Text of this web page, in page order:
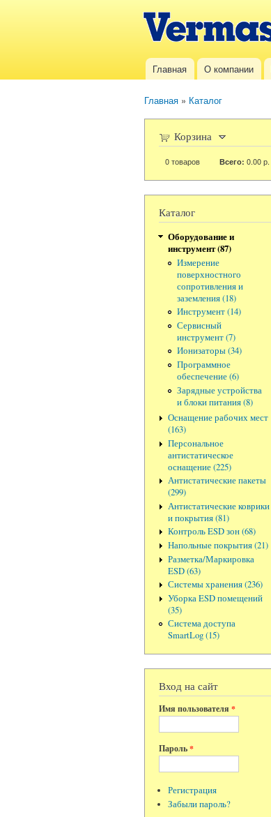
Vermason.ru
Главное меню
Главная О компании
Главная » Каталог
Корзина
0товаров Всего: 0.00 р.
Каталог
Оборудование и
инструмент (87)
Измерение
поверхностного
сопротивления и
заземления (18)
Инструмент (14)
Сервисный
инструмент (7)
Ионизаторы (34)
Программное
обеспечение (6)
Зарядные устройства
и блоки питания (8)
Оснащение рабочих мест
(163)
Персональное
антистатическое
оснащение (225)
Антистатические пакеты
(299)
Антистатические коврики
и покрытия (81)
Контроль ESD зон (68)
Напольные покрытия (21)
Разметка/Маркировка
ESD (63)
Системы хранения (236)
Уборка ESD помещений
(35)
Система доступа
SmartLog (15)
Вход на сайт
Имя пользователя *
Пароль*
Регистрация
Забыли пароль?